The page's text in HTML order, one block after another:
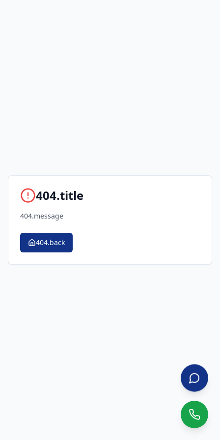
404.title
404.message
404.back